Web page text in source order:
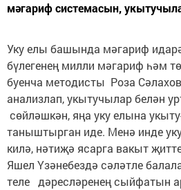
мәгариф системасын,
Уку елы башында мәгариф
бүлегенең милли мәгариф һәм
буенча методисты Роза
анализлап, укытучылар белән
сөйләшкән, яңа уку елына
таныштырган иде. Менә инде
килә, нәтиҗә ясарга вакыт
Яшел Үзәнебездә сәләтле
теле дәресләренең сыйфатын